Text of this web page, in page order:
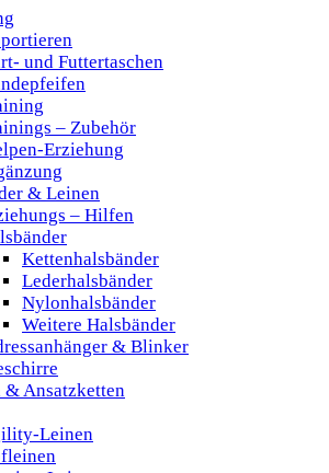
und Futtertaschen
– Zubehör
Erziehung
& Leinen
– Hilfen
Kettenhalsbänder
Lederhalsbänder
Nylonhalsbänder
Weitere Halsbänder
& Blinker
Ansatzketten
Leinen